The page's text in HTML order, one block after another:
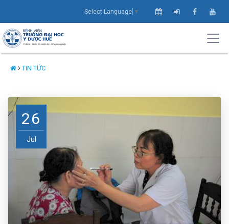
Select Language ▼
TIN TỨC
26
Jul